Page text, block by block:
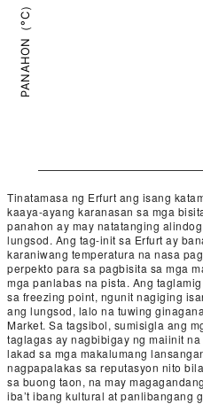
PANAHON（°C）
Tinatamasa ng Erfurt ang isang
kaaya-ayang karanasan sa mga
panahon ay may natatanging
lungsod. Ang tag-init sa Erfurt ay
karaniwang temperatura na nasa
perpekto para sa pagbisita sa mga
mga panlabas na pista. Ang
sa freezing point, ngunit nagiging
ang lungsod, lalo na tuwing
Market. Sa tagsibol, sumisigla ang
taglagas ay nagbibigay ng maiinit
lakad sa mga makalumang
nagpapalakas sa reputasyon nito
sa buong taon, na may
iba’t ibang kultural at panlibangang